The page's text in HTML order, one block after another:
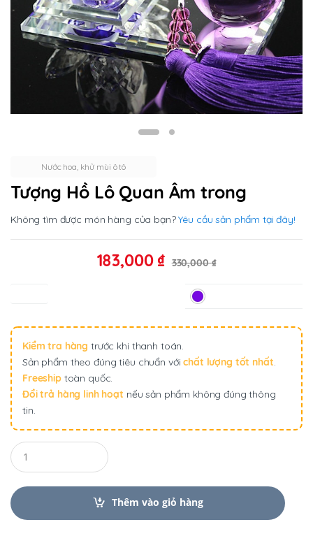
Nước hoa, khử mùi ô tô
Tượng Hồ Lô Quan Âm trong
Không tìm được món hàng của bạn?Yêu cầu sản phẩm tại đây!
183,000 ₫ 330,000₫
Kiểm tra hàng trước khi thanh toán.
Sản phẩm theo đúng tiêu chuẩn vớichất lượng tốt nhất.
Freeshiptoàn quốc.
Đổi trả hàng linh hoạt nếu sản phẩm không đúng thông
tin.
Q
u
a
t
i
Thêm vào giỏ hàng